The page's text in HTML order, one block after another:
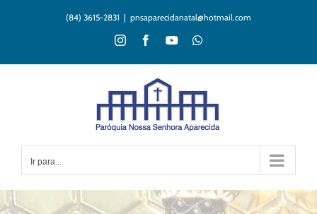
(84) 3615-2831 | pnsaparecidanatal@hotmail.com
InstagramFacebookYouTubeWhatsApp
Ir para...